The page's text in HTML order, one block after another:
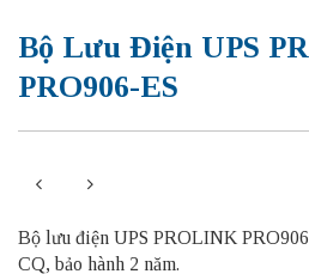
Bộ Lưu Điện UPS
PRO906-ES
Bộ lưu điện UPS PROLINK
CQ, bảo hành 2 năm.